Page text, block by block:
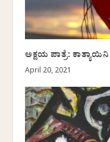
ಅಕ್ಷಯ ಪಾತ್ರೆ:
April 20, 2021